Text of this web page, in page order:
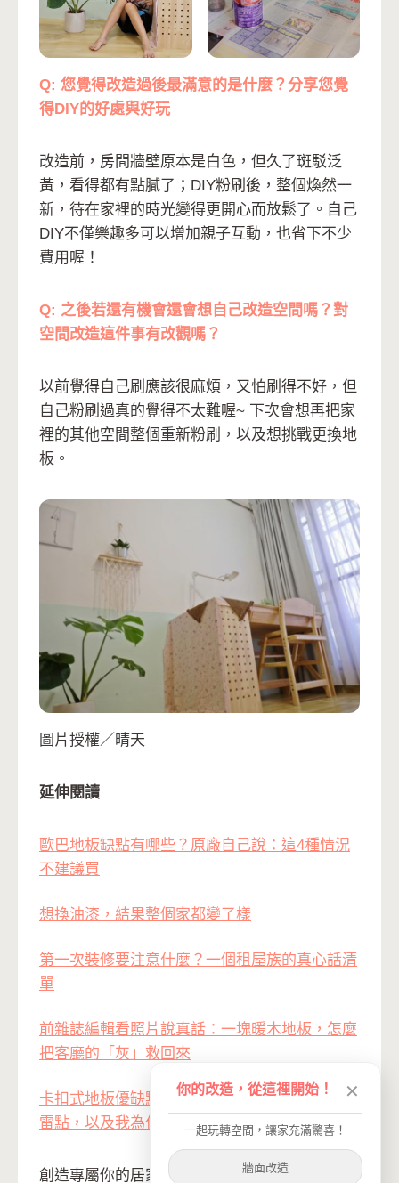
Q: 您覺得改造過後最滿意的是什麼？分享您覺
得DIY的好處與好玩
改造前，房間牆壁原本是白色，但久了斑駁泛
黃，看得都有點膩了；DIY粉刷後，整個煥然一
新，待在家裡的時光變得更開心而放鬆了。自己
DIY不僅樂趣多可以增加親子互動，也省下不少
費用喔！
Q: 之後若還有機會還會想自己改造空間嗎？對
空間改造這件事有改觀嗎？
以前覺得自己刷應該很麻煩，又怕刷得不好，但
自己粉刷過真的覺得不太難喔~ 下次會想再把家
裡的其他空間整個重新粉刷，以及想挑戰更換地
板。
圖片授權／晴天
延伸閱讀
歐巴地板缺點有哪些？原廠自己說：這4種情況
不建議買
想換油漆，結果整個家都變了樣
第一次裝修要注意什麼？一個租屋族的真心話清
單
前雜誌編輯看照片說真話：一塊暖木地板，怎麼
把客廳的「灰」救回來
卡扣式地板優缺點全解析：買前一定要知道的踩
雷點，以及我為什麼最後選了免卡扣地板
創造專屬你的居家氛圍 讓 dHConcept 與你一起
你的改造，從這裡開始！ ✕
一起玩轉空間，讓家充滿驚喜！
牆面改造